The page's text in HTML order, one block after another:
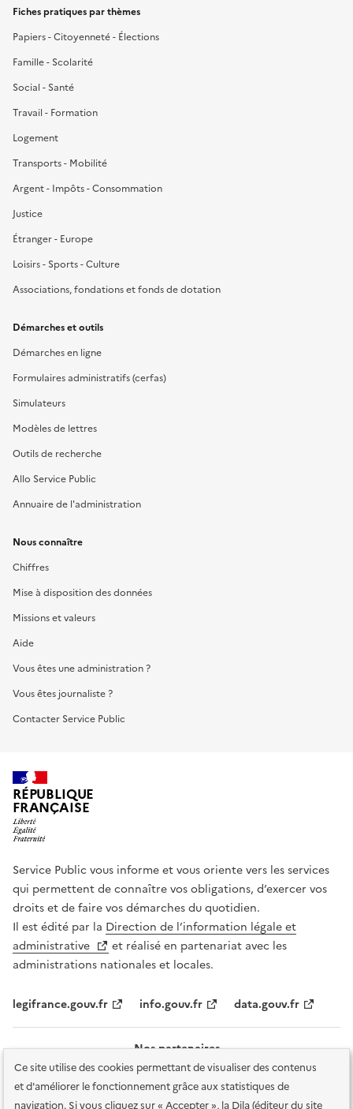
Ce site utilise des cookies permettant de visualiser des contenus
et d'améliorer le fonctionnement grâce aux statistiques de
navigation. Si vous cliquez sur « Accepter », la Dila (éditeur du site
Fiches pratiques par thèmes
Papiers - Citoyenneté - Élections
Famille - Scolarité
Social - Santé
Travail - Formation
Logement
Transports - Mobilité
Argent - Impôts - Consommation
Justice
Étranger - Europe
Loisirs - Sports - Culture
Associations, fondations et fonds de dotation
Démarches et outils
Démarches en ligne
Formulaires administratifs (cerfas)
Simulateurs
Modèles de lettres
Outils de recherche
Allo Service Public
Annuaire de l'administration
Nous connaître
Chiffres
Mise à disposition des données
Missions et valeurs
Aide
Vous êtes une administration ?
Vous êtes journaliste ?
Contacter Service Public
RÉPUBLIQUE
FRANÇAISE
Service Public vous informe et vous oriente vers les services
qui permettent de connaître vos obligations, d’exercer vos
droits et de faire vos démarches du quotidien.
Il est édité par la Direction de l’information légale et
administrative
et réalisé en partenariat avec les
administrations nationales et locales.
legifrance.gouv.fr info.gouv.fr data.gouv.fr
Nos partenaires